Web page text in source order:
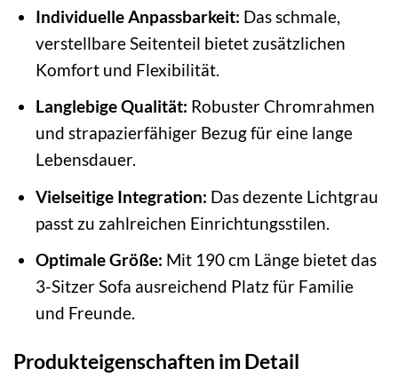
Individuelle Anpassbarkeit: Das schmale,
verstellbare Seitenteil bietet zusätzlichen
Komfort und Flexibilität.
Langlebige Qualität: Robuster Chromrahmen
und strapazierfähiger Bezug für eine lange
Lebensdauer.
Vielseitige Integration: Das dezente Lichtgrau
passt zu zahlreichen Einrichtungsstilen.
Optimale Größe: Mit 190 cm Länge bietet das
3-Sitzer Sofa ausreichend Platz für Familie
und Freunde.
Produkteigenschaften im Detail